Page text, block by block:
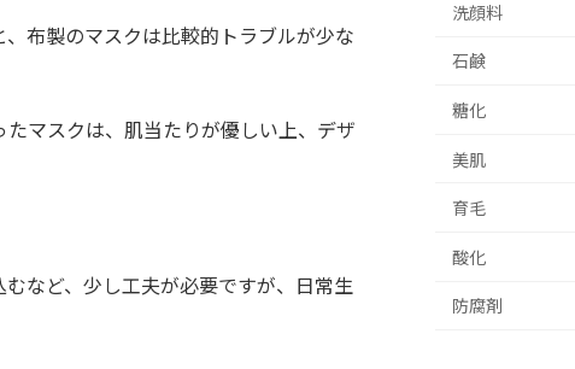
布製のマスクは比較的トラブルが少な
マスクは、肌当たりが優しい上、デザ
など、少し工夫が必要ですが、日常生
洗顔料
石鹸
糖化
美肌
育毛
酸化
防腐剤